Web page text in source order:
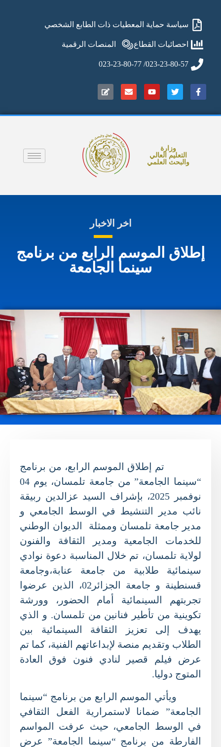
سياسة حماية المعطيات ذات الطابع الشخصي
احصائيات القطاع المنصات الرقمية
023-23-80-57/ 023-23-80-77
وزارة
التعليم العالي
والبحث العلمي
اخر الاخبار
إطلاق الموسم الرابع من برنامج
سينما الجامعة
تم إطلاق الموسم الرابع، من برنامج
“سينما الجامعة” من جامعة تلمسان، يوم 04
نوفمبر 2025، بإشراف السيد عزالدين ربيقة
نائب مدير التنشيط في الوسط الجامعي و
مدير جامعة تلمسان وممثلة الديوان الوطني
للخدمات الجامعية ومدير الثقافة والفنون
لولاية تلمسان، تم خلال المناسبة دعوة نوادي
سينمائية طلابية من جامعة عنابة،وجامعة
قسنطينة و جامعة الجزائر02، الذين عرضوا
تجربتهم السينمائية أمام الحضور، وورشة
تكوينية من تأطير فنانين من تلمسان. و الذي
يهدف إلى تعزيز الثقافة السينمائية بين
الطلاب وتقديم منصة لإبداعاتهم الفنية، كما تم
عرض فيلم قصير لنادي فنون فوق العادة
المتوج دوليا.
ويأتي الموسم الرابع من برنامج “سينما
الجامعة” ضمانا لاستمرارية الفعل الثقافي
في الوسط الجامعي، حيث عرفت المواسم
الفارطة من برنامج “سينما الجامعة” عرض